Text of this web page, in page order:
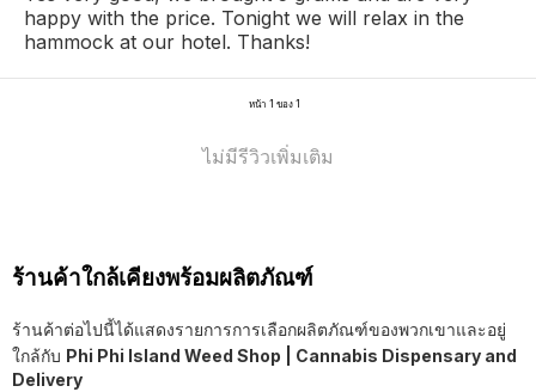
happy with the price. Tonight we will relax in the
hammock at our hotel. Thanks!
หน้า 1 ของ 1
ไม่มีรีวิวเพิ่มเติม
ร้านค้าใกล้เคียงพร้อมผลิตภัณฑ์
ร้านค้าต่อไปนี้ได้แสดงรายการการเลือกผลิตภัณฑ์ของพวกเขาและอยู่
ใกล้กับ Phi Phi Island Weed Shop | Cannabis Dispensary and
Delivery